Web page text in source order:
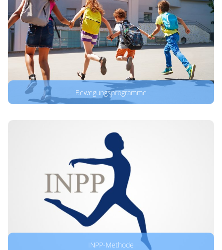
Bewegungsprogramme
INPP-Methode